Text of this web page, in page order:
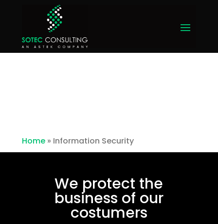
Home» Information Security
We protect the
business of our
costumers